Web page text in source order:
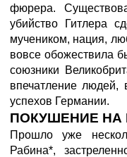
фюрера.
убийство Гитлера
мучеником, нация,
вовсе обожествила
союзники
впечатление людей,
успехов Германии.
ПОКУШЕНИЕ НА
Прошло уже
Рабина*,